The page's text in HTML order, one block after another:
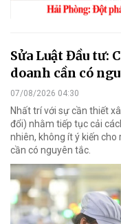
Sửa Luật Đầu tư:
doanh cần có
07/08/2026 04:30
Nhất trí với sự cần thiết
đổi) nhằm tiếp tục cải
nhiên, không ít ý kiến cho
cần có nguyên tắc.